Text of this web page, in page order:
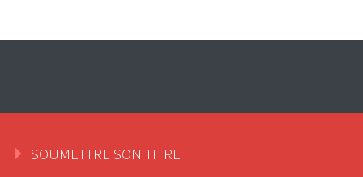
SOUMETTRE SON TITRE